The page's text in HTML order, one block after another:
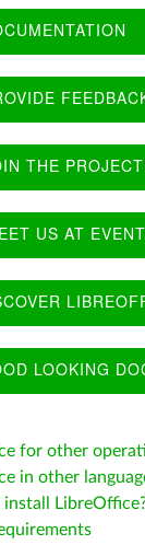
THE
US AT
LOOKING
for other
in other
install